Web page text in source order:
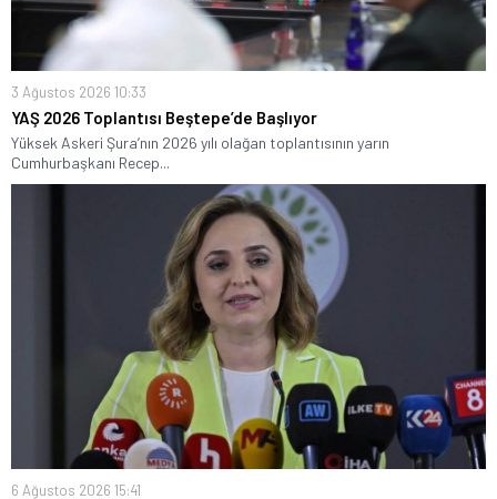
3 Ağustos 2026 10:33
YAŞ 2026 Toplantısı Beştepe’de Başlıyor
Yüksek Askeri Şura’nın 2026 yılı olağan toplantısının yarın
Cumhurbaşkanı Recep...
6 Ağustos 2026 15:41